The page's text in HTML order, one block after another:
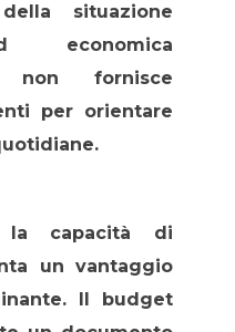
situazione
economica
non fornisce
per orientare
la capacità di
un vantaggio
Il budget